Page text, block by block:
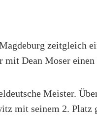
zeitgleich
Dean Moser
Meister.
mit seinem 2. Platz